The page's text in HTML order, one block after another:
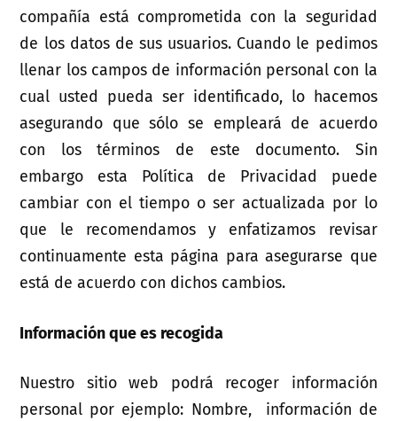
compañía está comprometida con la seguridad
de los datos de sus usuarios. Cuando le pedimos
llenar los campos de información personal con la
cual usted pueda ser identificado, lo hacemos
asegurando que sólo se empleará de acuerdo
con los términos de este documento. Sin
embargo esta Política de Privacidad puede
cambiar con el tiempo o ser actualizada por lo
que le recomendamos y enfatizamos revisar
continuamente esta página para asegurarse que
está de acuerdo con dichos cambios.
Información que es recogida
Nuestro sitio web podrá recoger información
personal por ejemplo: Nombre, información de